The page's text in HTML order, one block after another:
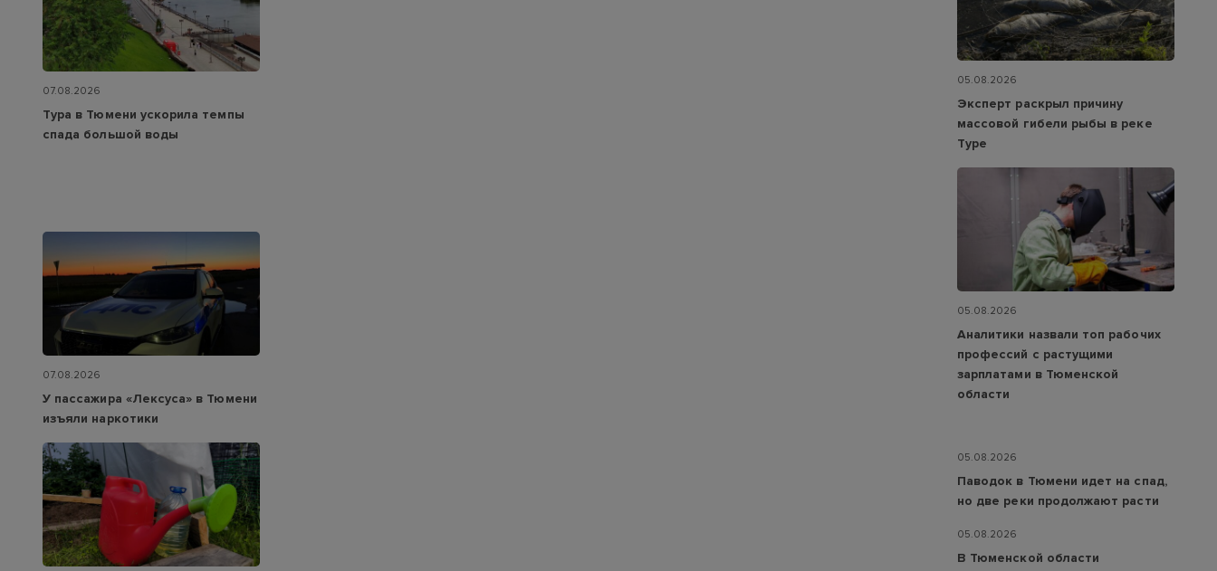
07.08.2026
Тура в Тюмени ускорила темпы
спада большой воды
07.08.2026
У пассажира «Лексуса» в Тюмени
изъяли наркотики
05.08.2026
Эксперт раскрыл причину
массовой гибели рыбы в реке
Туре
05.08.2026
Аналитики назвали топ рабочих
профессий с растущими
зарплатами в Тюменской
области
05.08.2026
Паводок в Тюмени идет на спад,
но две реки продолжают расти
05.08.2026
В Тюменской области